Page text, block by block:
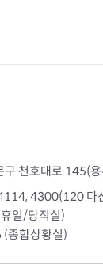
천호대로 145(
4300(120 다
일/당직실)
종합상황실)